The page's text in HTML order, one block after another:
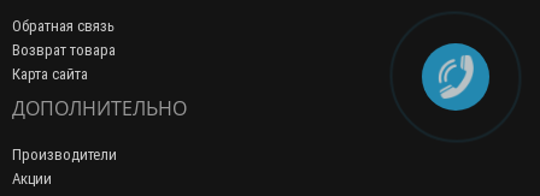
Обратная связь
Возврат товара
Карта сайта
ДОПОЛНИТЕЛЬНО
Производители
Акции